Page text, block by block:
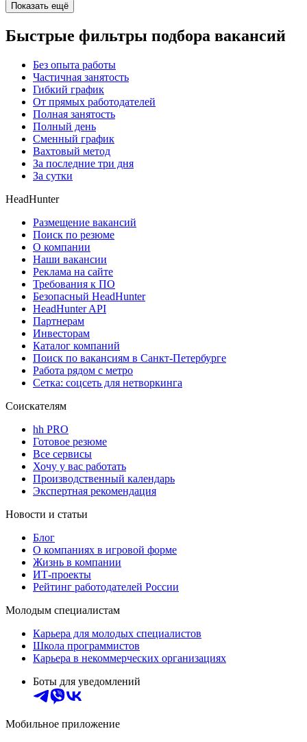
Показать ещё
Быстрые фильтры подбора вакансий
Без опыта работы
Частичная занятость
Гибкий график
От прямых работодателей
Полная занятость
Полный день
Сменный график
Вахтовый метод
За последние три дня
За сутки
HeadHunter
Размещение вакансий
Поиск по резюме
О компании
Наши вакансии
Реклама на сайте
Требования к ПО
Безопасный HeadHunter
HeadHunter API
Партнерам
Инвесторам
Каталог компаний
Поиск по вакансиям в Санкт-Петербурге
Работа рядом с метро
Сетка: соцсеть для нетворкинга
Соискателям
hh PRO
Готовое резюме
Все сервисы
Хочу у вас работать
Производственный календарь
Экспертная рекомендация
Новости и статьи
Блог
О компаниях в игровой форме
Жизнь в компании
ИТ-проекты
Рейтинг работодателей России
Молодым специалистам
Карьера для молодых специалистов
Школа программистов
Карьера в некоммерческих организациях
Боты для уведомлений
Мобильное приложение